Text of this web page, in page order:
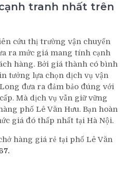
tranh nhất trên
cứu thị trường vận chuyển
ra mức giá mang tính cạnh
hàng. Bởi giá thành có bình
tưởng lựa chọn dịch vụ vận
đưa ra đảm bảo đúng với
Mà dịch vụ vẫn giữ vững
phố Lê Văn Hưu. Bạn hoàn
giá đó thấp nhất tại Hà Nội.
hàng giá rẻ tại phố Lê Văn